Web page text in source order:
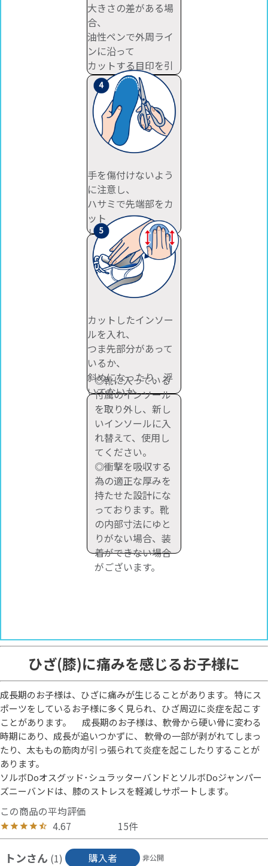
大きさの差がある場
合、
油性ペンで外周ライ
ンに沿って
カットする目印を引
いてください。
手を傷付けないよう
に注意し、
ハサミで先端部をカ
ット
してください。
カットしたインソー
ルを入れ、
つま先部分があって
いるか、
斜めになったり、浮
いてないか
確認してください。
◎靴に入っている
付属のインソール
を取り外し、新し
いインソールに入
れ替えて、使用し
てください。
◎衝撃を吸収する
為の適正な厚みを
持たせた設計にな
っております。靴
の内部寸法にゆと
りがない場合、装
着ができない場合
がございます。
ひざ(膝)に痛みを感じるお子様に
成長期のお子様は、ひざに痛みが生じることがあります。 特にス
ポーツをしているお子様に多く見られ、ひざ周辺に炎症を起こす
ことがあります。 成長期のお子様は、軟骨から硬い骨に変わる
時期にあり、成長が追いつかずに、 軟骨の一部が剥がれてしまっ
たり、太ももの筋肉が引っ張られて炎症を起こしたりすることが
あります。
ソルボDoオスグッド･シュラッターバンドとソルボDoジャンパー
ズニーバンドは、膝のストレスを軽減しサポートします。
4.67 15
トン 1 購入者 非公開